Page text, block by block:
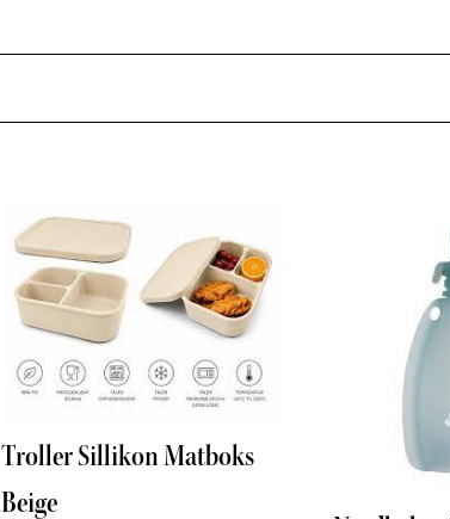
Troller Sillikon Matboks
Beige